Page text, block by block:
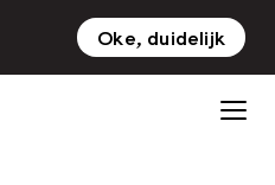
NL EN
Oke, duidelijk